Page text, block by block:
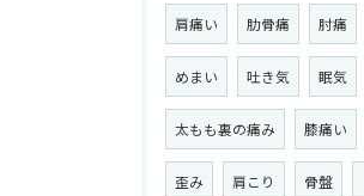
肩痛い 肋骨痛 肘痛
めまい 吐き気 眠気
太もも裏の痛み 膝痛い
歪み 肩こり 骨盤